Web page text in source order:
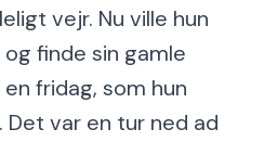
vejr. Nu ville hun
finde sin gamle
fridag, som hun
var en tur ned ad